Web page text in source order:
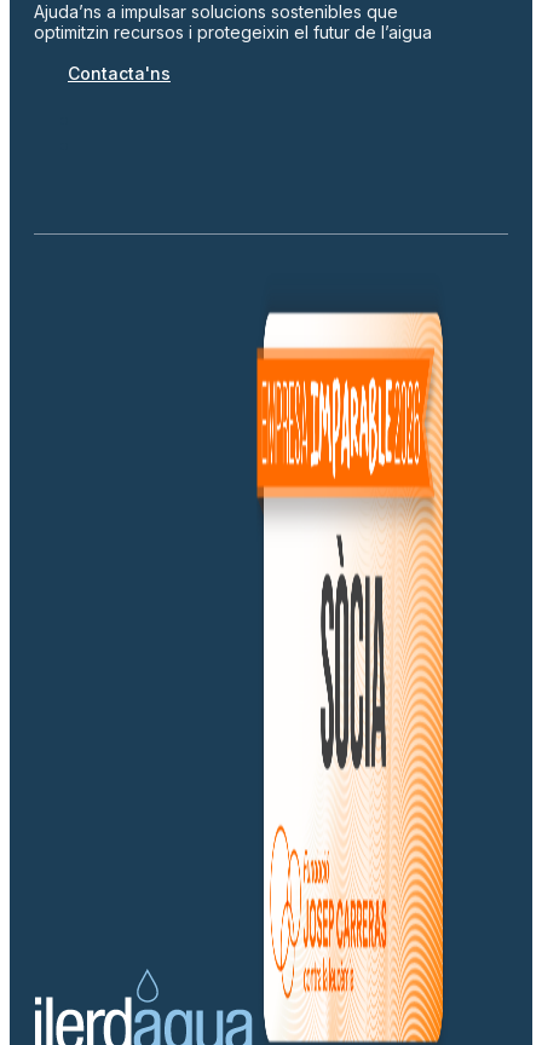
Ajuda’ns a impulsar solucions sostenibles que
optimitzin recursos i protegeixin el futur de l’aigua
Contacta'ns